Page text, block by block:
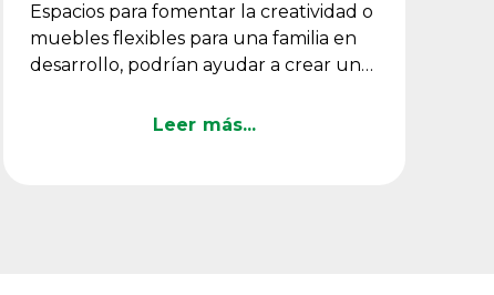
Espacios para fomentar la creatividad o
muebles flexibles para una familia en
desarrollo, podrían ayudar a crear un
Leer más...